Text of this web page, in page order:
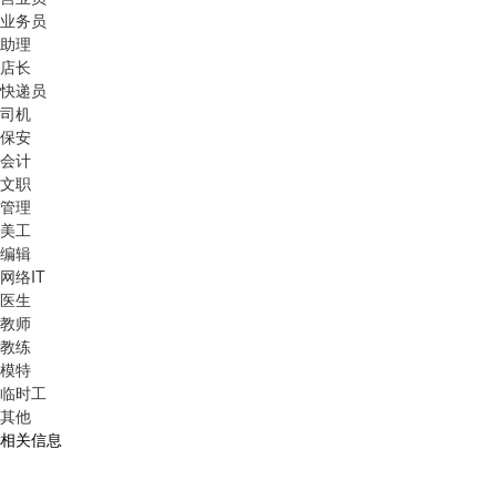
业务员
助理
店长
快递员
司机
保安
会计
文职
管理
美工
编辑
网络IT
医生
教师
教练
模特
临时工
其他
相关信息